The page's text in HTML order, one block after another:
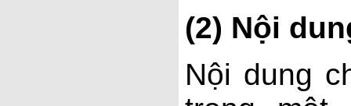
(2) Nội
Nội dung